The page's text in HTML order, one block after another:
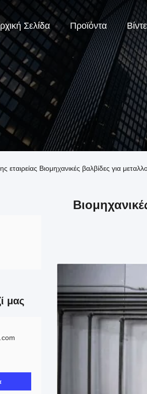
Σελίδα Προϊόντα
εταιρείας Βιομηχανικές βαλβίδες για
μας